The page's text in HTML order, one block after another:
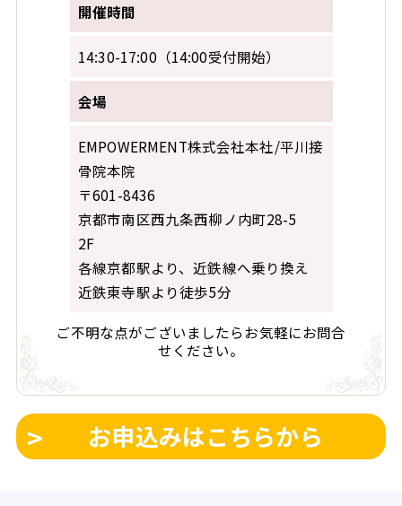
開催時間
14:30-17:00（14:00受付開始）
会場
EMPOWERMENT株式会社本社/平川接
骨院本院
〒601-8436
京都市南区西九条西柳ノ内町28-5
2F
各線京都駅より、近鉄線へ乗り換え
近鉄東寺駅より徒歩5分
ご不明な点がございましたらお気軽にお問合
せください。
お申込みはこちらから